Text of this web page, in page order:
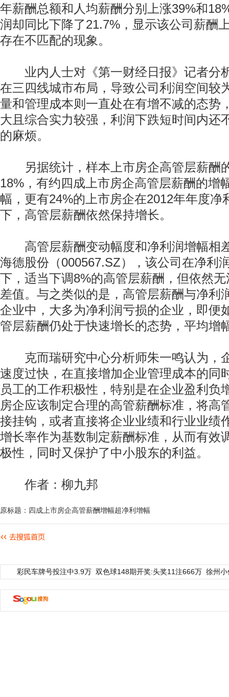
年薪酬总额和人均薪酬分别上涨39%和
润却同比下降了21.7%，显示该公司薪酬
存在不匹配的现象。
业内人士对《第一财经日报》记者分
在三四线城市布局，导致公司利润空间较
量和管理成本则一直处在有增不减的态势
大且综合实力较强，利润下跌短时间内还
的麻烦。
另据统计，样本上市房企高管层薪酬
18%，有约四成上市房企高管层薪酬的增
幅，更有24%的上市房企在2012年年度净
下，高管层薪酬依然保持增长。
高管层薪酬变动幅度和净利润增幅相
海德股份（000567.SZ），该公司在净利
下，适当下调8%的高管层薪酬，但依然
差值。与之类似的是，高管层薪酬与净利
企业中，大多为净利润亏损的企业，即便
管层薪酬仍处于快速增长的态势，平均增
克而瑞研究中心分析师朱一鸣认为，
速度过快，在直接增加企业管理成本的同
员工的工作积极性，特别是在企业盈利负
房企应该制定合理的高管薪酬标准，将高
接挂钩，或者直接将企业业绩和行业业绩
增长率作为基数制定薪酬标准，从而有效
极性，同时又保护了中小股东的利益。
作者：柳九邦
原标题：四成上市房企高管薪酬增幅超净利增幅
彩民车牌号投注中3.9万 双色球148期开奖:头奖11注666万 徐州